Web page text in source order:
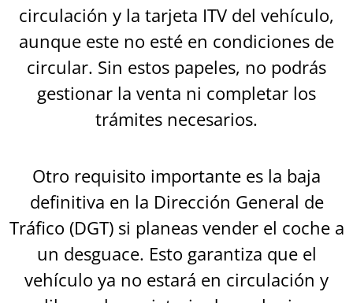
circulación y la tarjeta ITV del vehículo,
aunque este no esté en condiciones de
circular. Sin estos papeles, no podrás
gestionar la venta ni completar los
trámites necesarios.
Otro requisito importante es la baja
definitiva en la Dirección General de
Tráfico (DGT) si planeas vender el coche a
un desguace. Esto garantiza que el
vehículo ya no estará en circulación y